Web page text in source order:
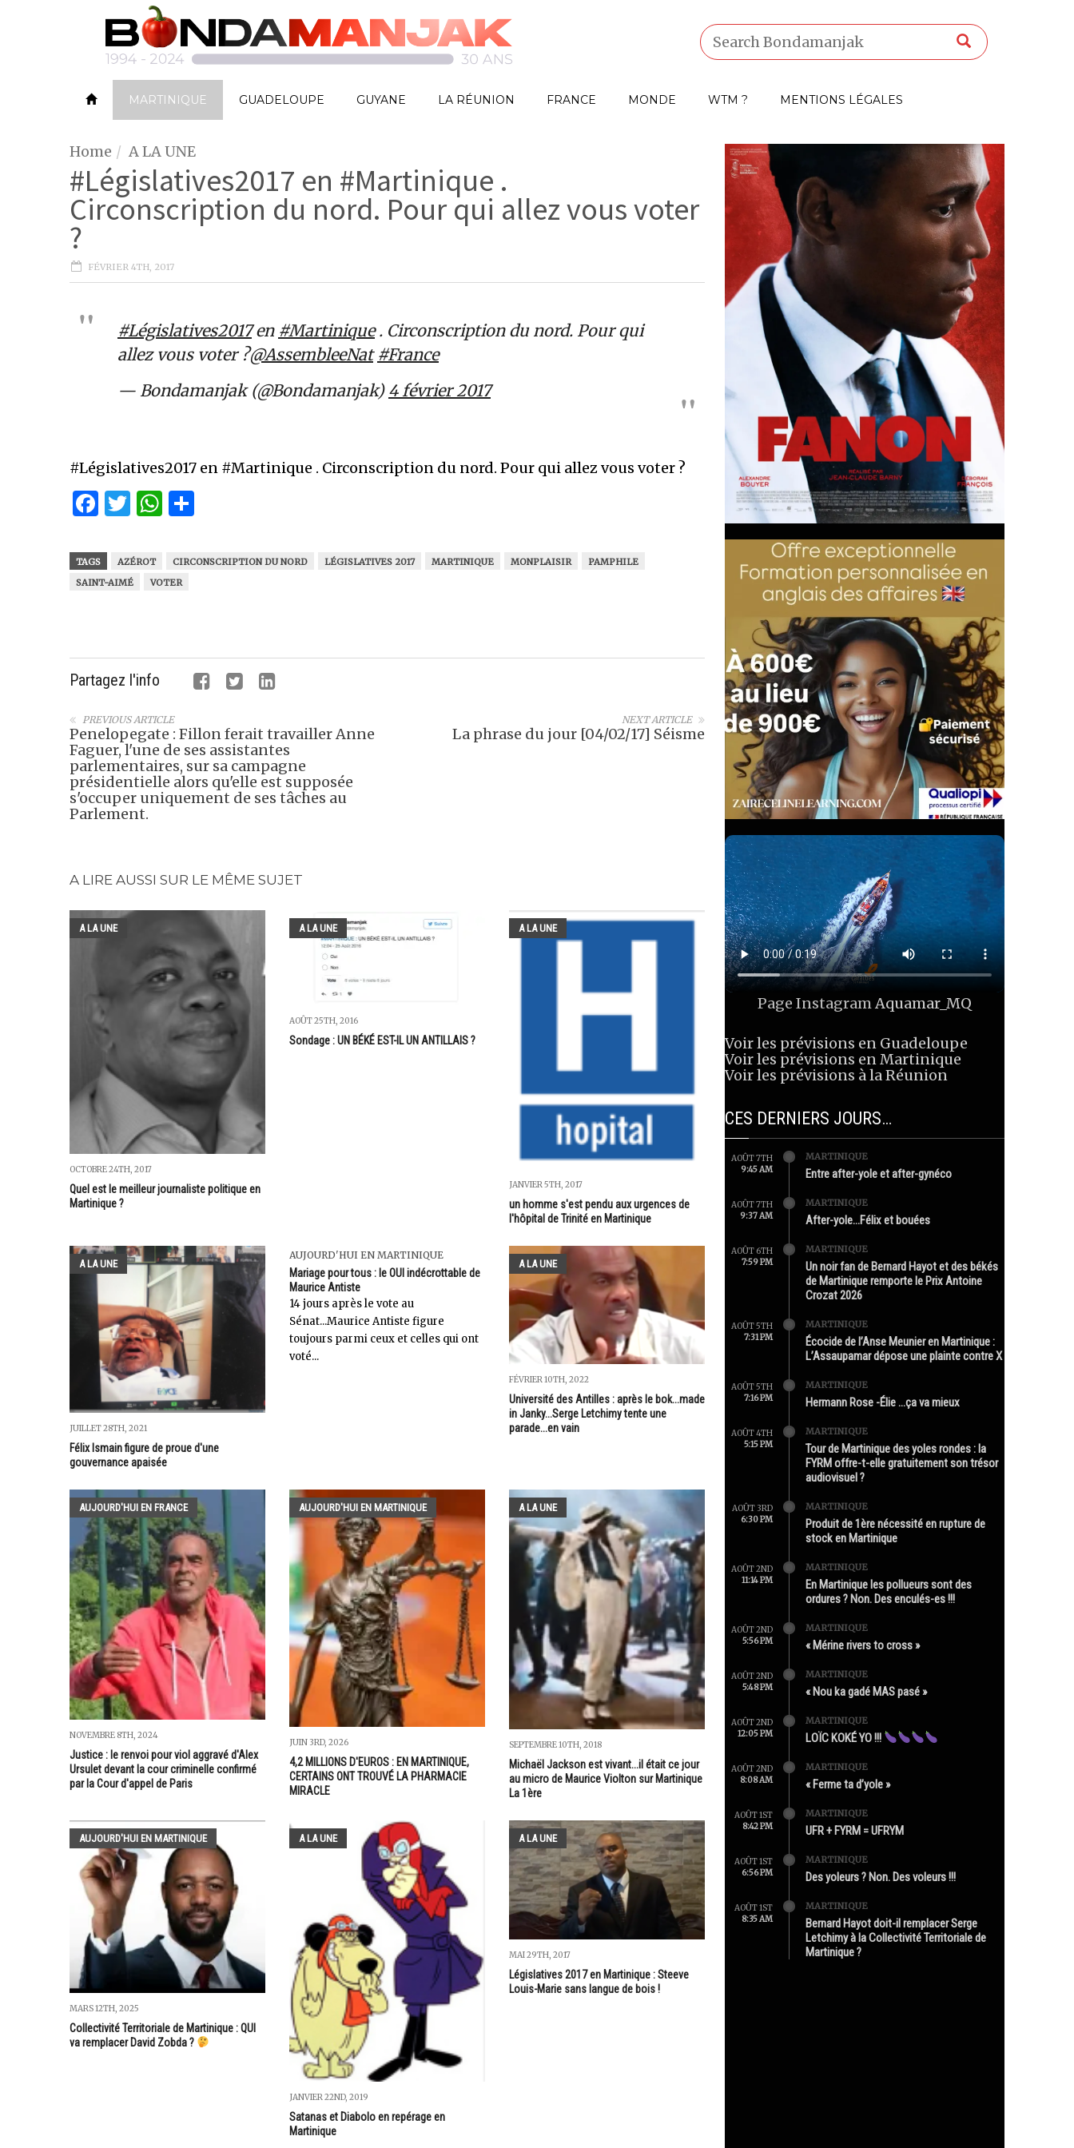
MARTINIQUE GUADELOUPE GUYANE LA RÉUNION FRANCE MONDE WTM ? MENTIONS LÉGALES
Home A LA UNE
#Législatives2017 en #Martinique .
Circonscription du nord. Pour qui allez vous voter
?
FÉVRIER 4TH, 2017
#Législatives2017en #Martinique. Circonscription du nord. Pour qui
allez vous voter ?@AssembleeNat #France
— Bondamanjak (@Bondamanjak) 4 février 2017
#Législatives2017 en #Martinique . Circonscription du nord. Pour qui allez vous voter ?
Facebook
Twitter
WhatsApp
TAGS AZÉROT CIRCONSCRIPTION DU NORD LÉGISLATIVES 2017 MARTINIQUE MONPLAISIR
PAMPHILE
SAINT-AIMÉ
VOTER
Partagez l'info
NEXT ARTICLE
La phrase du jour [04/02/17] Séisme
PREVIOUS ARTICLE
Penelopegate : Fillon ferait travailler Anne
Faguer, l'une de ses assistantes
parlementaires, sur sa campagne
présidentielle alors qu'elle est supposée
s'occuper uniquement de ses tâches au
Parlement.
A LIRE AUSSI SUR LE MÊME SUJET
A LA UNE
OCTOBRE 24TH, 2017
Quel est le meilleur journaliste politique en
Martinique ?
A LA UNE
AOÛT 25TH, 2016
Sondage : UN BÉKÉ EST-IL UN ANTILLAIS ?
A LA UNE
JANVIER 5TH, 2017
un homme s'est pendu aux urgences de
l'hôpital de Trinité en Martinique
A LA UNE
JUILLET 28TH, 2021
Félix Ismain figure de proue d'une
gouvernance apaisée
AUJOURD'HUI EN MARTINIQUE
Mariage pour tous : le OUI indécrottable de
Maurice Antiste
14 jours après le vote au
Sénat...Maurice Antiste figure
toujours parmi ceux et celles qui ont
voté...
A LA UNE
FÉVRIER 10TH, 2022
Université des Antilles : après le bok...made
in Janky...Serge Letchimy tente une
parade...en vain
AUJOURD'HUI EN FRANCE
NOVEMBRE 8TH, 2024
Justice : le renvoi pour viol aggravé d'Alex
Ursulet devant la cour criminelle confirmé
par la Cour d'appel de Paris
AUJOURD'HUI EN MARTINIQUE
JUIN 3RD, 2026
4,2 MILLIONS D'EUROS : EN MARTINIQUE,
CERTAINS ONT TROUVÉ LA PHARMACIE
MIRACLE
A LA UNE
SEPTEMBRE 10TH, 2018
Michaël Jackson est vivant...il était ce jour
au micro de Maurice Violton sur Martinique
La 1ère
AUJOURD'HUI EN MARTINIQUE
MARS 12TH, 2025
Collectivité Territoriale de Martinique : QUI
va remplacer David Zobda ?
A LA UNE
JANVIER 22ND, 2019
Satanas et Diabolo en repérage en
Martinique
A LA UNE
MAI 29TH, 2017
Législatives 2017 en Martinique : Steeve
Louis-Marie sans langue de bois !
Page InstagramAquamar_MQ
Voir les prévisions en Guadeloupe
Voir les prévisions en Martinique
Voir les prévisions à la Réunion
CES DERNIERS JOURS…
AOÛT 7TH
9:45 AM
MARTINIQUE
Entre after-yole et after-gynéco
AOÛT 7TH
9:37 AM
MARTINIQUE
After-yole…Félix et bouées
AOÛT 6TH
7:59 PM
MARTINIQUE
Un noir fan de Bernard Hayot et des békés
de Martinique remporte le Prix Antoine
Crozat 2026
AOÛT 5TH
7:31 PM
MARTINIQUE
Écocide de l’Anse Meunier en Martinique :
L’Assaupamar dépose une plainte contre X
AOÛT 5TH
7:16 PM
MARTINIQUE
Hermann Rose -Élie …ça va mieux
AOÛT 4TH
5:15 PM
MARTINIQUE
Tour de Martinique des yoles rondes : la
FYRM offre-t-elle gratuitement son trésor
audiovisuel ?
AOÛT 3RD
6:30 PM
MARTINIQUE
Produit de 1ère nécessité en rupture de
stock en Martinique
AOÛT 2ND
11:14 PM
MARTINIQUE
En Martinique les pollueurs sont des
ordures ? Non. Des enculés-es !!!
AOÛT 2ND
5:56 PM
MARTINIQUE
« Mérine rivers to cross »
AOÛT 2ND
5:48 PM
MARTINIQUE
« Nou ka gadé MAS pasé »
AOÛT 2ND
12:05 PM
MARTINIQUE
LOÏC KOKÉ YO !!!
AOÛT 2ND
8:08 AM
MARTINIQUE
« Ferme ta d’yole »
AOÛT 1ST
8:42 PM
MARTINIQUE
UFR + FYRM = UFRYM
AOÛT 1ST
6:56 PM
MARTINIQUE
Des yoleurs ? Non. Des voleurs !!!
AOÛT 1ST
8:35 AM
MARTINIQUE
Bernard Hayot doit-il remplacer Serge
Letchimy à la Collectivité Territoriale de
Martinique ?